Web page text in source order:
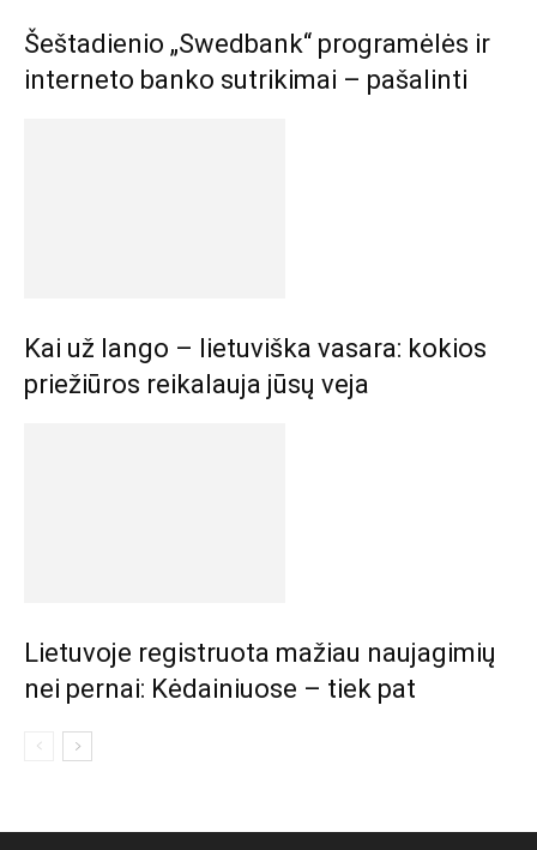
Šeštadienio „Swedbank“ programėlės ir
interneto banko sutrikimai – pašalinti
Kai už lango – lietuviška vasara: kokios
priežiūros reikalauja jūsų veja
Lietuvoje registruota mažiau naujagimių
nei pernai: Kėdainiuose – tiek pat